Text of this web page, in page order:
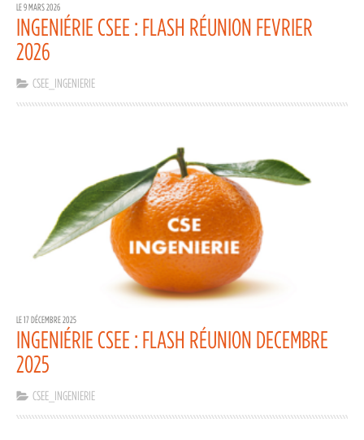
LE 9 MARS 2026
INGENIÉRIE CSEE : FLASH RÉUNION FEVRIER
2026
CSEE_INGENIERIE
LE 17 DÉCEMBRE 2025
INGENIÉRIE CSEE : FLASH RÉUNION DECEMBRE
2025
CSEE_INGENIERIE